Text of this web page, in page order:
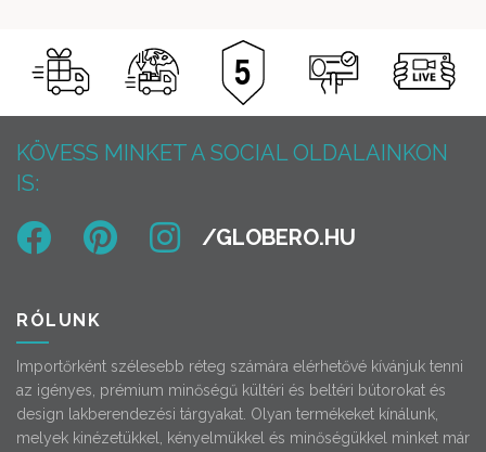
KÖVESS MINKET A SOCIAL OLDALAINKON
IS:
RÓLUNK
Importőrként szélesebb réteg számára elérhetővé kívánjuk tenni
az igényes, prémium minőségű kültéri és beltéri bútorokat és
design lakberendezési tárgyakat. Olyan termékeket kínálunk,
melyek kinézetükkel, kényelmükkel és minőségükkel minket már